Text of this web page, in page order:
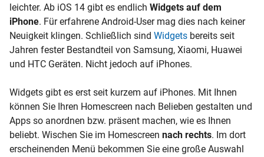
leichter. Ab iOS 14 gibt es endlich Widgets auf dem
iPhone. Für erfahrene Android-User mag dies nach keiner
Neuigkeit klingen. Schließlich sind Widgets bereits seit
Jahren fester Bestandteil von Samsung, Xiaomi, Huawei
und HTC Geräten. Nicht jedoch auf iPhones.
Widgets gibt es erst seit kurzem auf iPhones. Mit Ihnen
können Sie Ihren Homescreen nach Belieben gestalten und
Apps so anordnen bzw. präsent machen, wie es Ihnen
beliebt. Wischen Sie im Homescreen nach rechts. Im dort
erscheinenden Menü bekommen Sie eine große Auswahl